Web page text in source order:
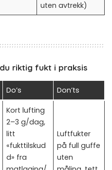
uten avtrekk)
riktig fukt i praksis
Do’s Don’ts
Kort lufting
2–3 g/dag,
litt
«fukttilskud
d» fra
Luftfukter
på full guffe
uten